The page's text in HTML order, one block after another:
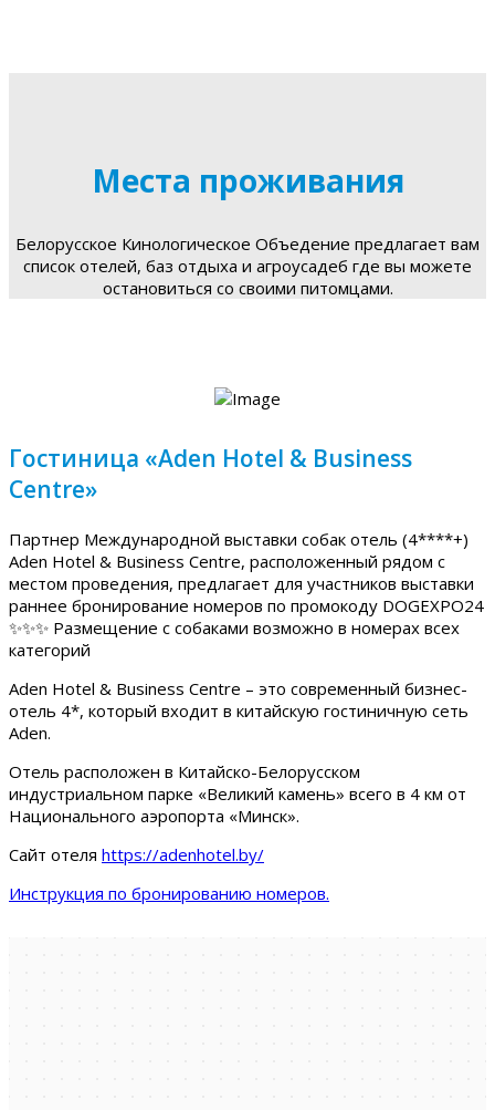
Места проживания
Белорусское Кинологическое Объедение предлагает вам
список отелей, баз отдыха и агроусадеб где вы можете
остановиться со своими питомцами.
Гостиница «Aden Hotel & Business
Centre»
Партнер Международной выставки собак отель (4****+)
Aden Hotel & Business Centre, расположенный рядом с
местом проведения, предлагает для участников выставки
раннее бронирование номеров по промокоду DOGEXPO24
✨✨✨ Размещение с собаками возможно в номерах всех
категорий
Aden Hotel & Business Centre – это современный бизнес-
отель 4*, который входит в китайскую гостиничную сеть
Aden.
Отель расположен в Китайско-Белорусском
индустриальном парке «Великий камень» всего в 4 км от
Национального аэропорта «Минск».
Сайт отеля https://adenhotel.by/
Инструкция по бронированию номеров.